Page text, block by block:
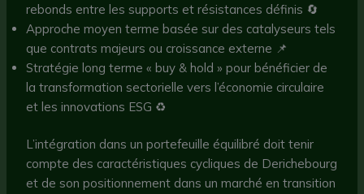
rebonds entre les supports et résistances définis 🔄
Approche moyen terme basée sur des catalyseurs tels
que contrats majeurs ou croissance externe 📌
Stratégie long terme « buy & hold » pour bénéficier de
la transformation sectorielle vers l’économie circulaire
et les innovations ESG ♻️
L’intégration dans un portefeuille équilibré doit tenir
compte des caractéristiques cycliques de Derichebourg
et de son positionnement dans un marché en transition